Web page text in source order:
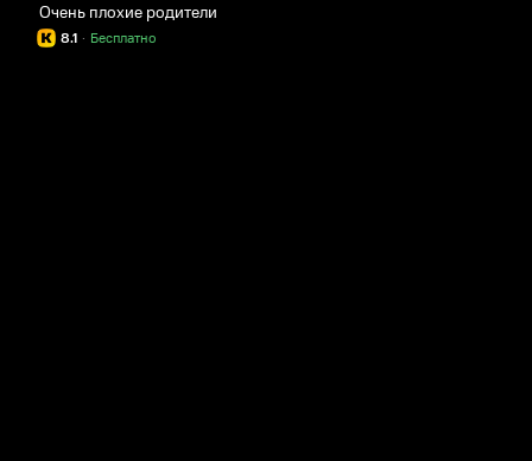
Очень плохие родители
8.1 Бесплатно
·